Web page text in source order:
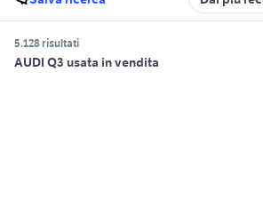
5.128 risultati
AUDI Q3 usata in vendita